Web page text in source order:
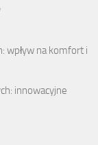
wpływ na komfort i
innowacyjne